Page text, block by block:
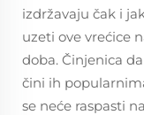
izdržavaju čak i
uzeti ove vrećice
doba. Činjenica
čini ih
se neće raspasti